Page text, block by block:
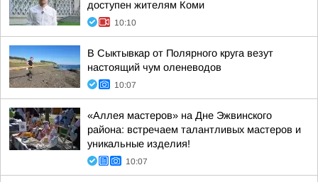
доступен жителям Коми
10:10
В Сыктывкар от Полярного круга везут
настоящий чум оленеводов
10:07
«Аллея мастеров» на Дне Эжвинского
района: встречаем талантливых мастеров и
уникальные изделия!
10:07